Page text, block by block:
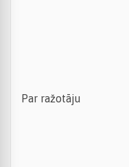
Par ražotāju